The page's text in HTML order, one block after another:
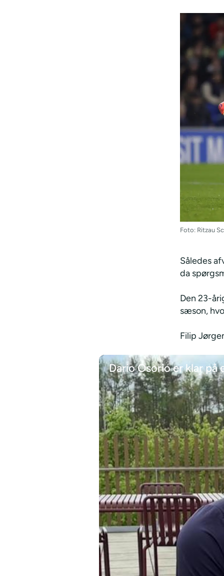
Foto: Ritzau
Således
da
Den 23-
sæson,
Filip
Dario Osorio er klar på